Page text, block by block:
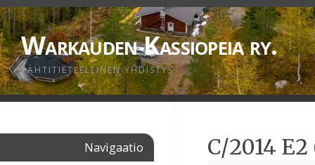
Warkauden Kassiopeia ry.
TÄHTITIETEELLINEN YHDISTYS
C/2014
Navigaatio